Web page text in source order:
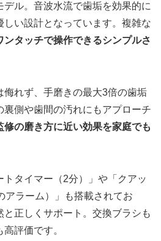
デル。音波水流で歯垢を効果的に
い設計となっています。複雑な
ンタッチで操作できるシンプルさ
侮れず、手磨きの最大3倍の歯垢
裏側や歯間の汚れにもアプローチ
修の磨き方に近い効果を家庭でも
トタイマー（2分）」や「クアッ
アラーム）」も搭載されてお
と正しくサポート。交換ブラシも
評価です。